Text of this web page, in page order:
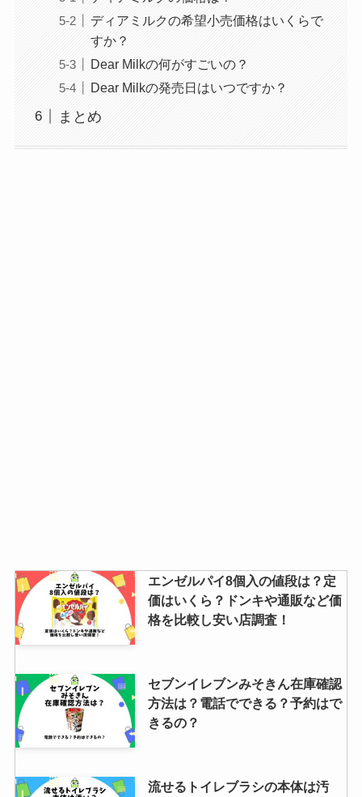
法を解説
ハウスオブローゼのボディケアお
ディアミルクの希望小売価格はいくらで
すか？
Dear Milkの何がすごいの？
Dear Milkの発売日はいつですか？
まとめ
エンゼルパイ8個入の値段は？定
価はいくら？ドンキや通販など価
格を比較し安い店調査！
セブンイレブンみそきん在庫確認
方法は？電話でできる？予約はで
きるの？
流せるトイレブラシの本体は汚